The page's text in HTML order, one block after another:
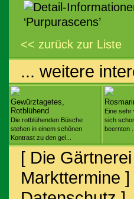
‘Purpurascens’
<< zurück zur Liste
... weitere
Gewürztagetes,
Rotblühend
Die rotblühenden Büsche
stehen in einem schönen
Kontrast zu den gel...
Eine sehr
sich
beernten ...
[ Die
Markttermine ]